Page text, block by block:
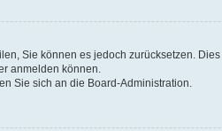
Sie können es jedoch zurücksetzen.
anmelden können.
Sie sich an die Board-Administration.